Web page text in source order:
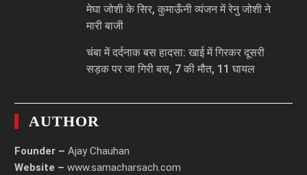
मेघा जोशी के सिर, कुमाऊँनी व्यंजन में रेनु जोशी ने
मारी बाजी
चंबा में दर्दनाक बस हादसा: खाई में गिरकर दूसरी
सड़क पर जा गिरी बस, 7 की मौत, 11 घायल
AUTHOR
Founder – Ajay Chauhan
Website – www.samacharsach.com